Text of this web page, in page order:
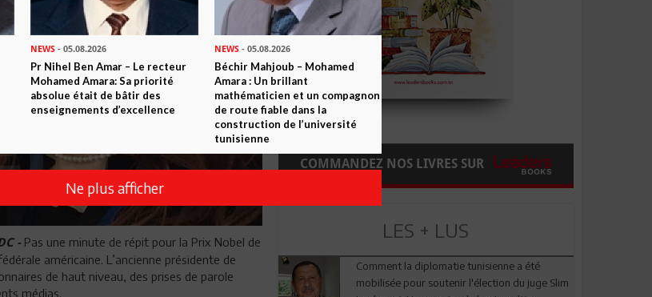
- Pas une minute de répit pour la Prix Nobel de
américaine. L’ancienne présidente de
de haut niveau, des prises de parole
médias.
COMMANDEZ NOS LIVRES SUR
LES + LUS
Comment la diplomatie tunisienne a été
mobilisée pour soutenir l'élection du juge Slim
NEWS - 05.08.2026
Pr Nihel Ben Amar – Le recteur
Mohamed Amara: Sa priorité
absolue était de bâtir des
enseignements d’excellence
NEWS- 05.08.2026
Béchir Mahjoub – Mohamed
Amara : Un brillant
mathématicien et un compagnon
de route fiable dans la
construction de l’université
tunisienne
Ne plus afficher